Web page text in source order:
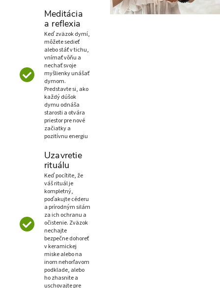
Meditácia
a reflexia
Keď zväzok dymí,
môžete sedieť
alebo stáť v tichu,
vnímať vôňu a
nechať svoje
myšlienky unášať
dymom.
Predstavte si, ako
každý dúšok
dymu odnáša
starosti a otvára
priestor pre nové
začiatky a
pozitívnu energiu
Uzavretie
rituálu
Keď pocítite, že
váš rituál je
kompletný,
poďakujte céderu
a prírodným silám
za ich ochranu a
očistenie. Zväzok
nechajte
bezpečne dohoreť
v keramickej
miske alebo na
inom nehorľavom
podklade, alebo
ho zhasnite a
uschovajte pre